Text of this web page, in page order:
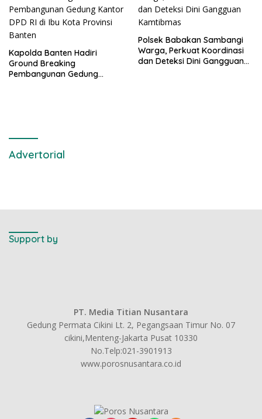
Kapolda Banten Hadiri
Ground Breaking
Pembangunan Gedung
Polsek Babakan Sambangi
Warga, Perkuat Koordinasi
dan Deteksi Dini Gangguan
Advertorial
Support by
PT. Media Titian Nusantara
Gedung Permata Cikini Lt. 2, Pegangsaan Timur No. 07
cikini,Menteng-Jakarta Pusat 10330
No.Telp:021-3901913
www.porosnusantara.co.id